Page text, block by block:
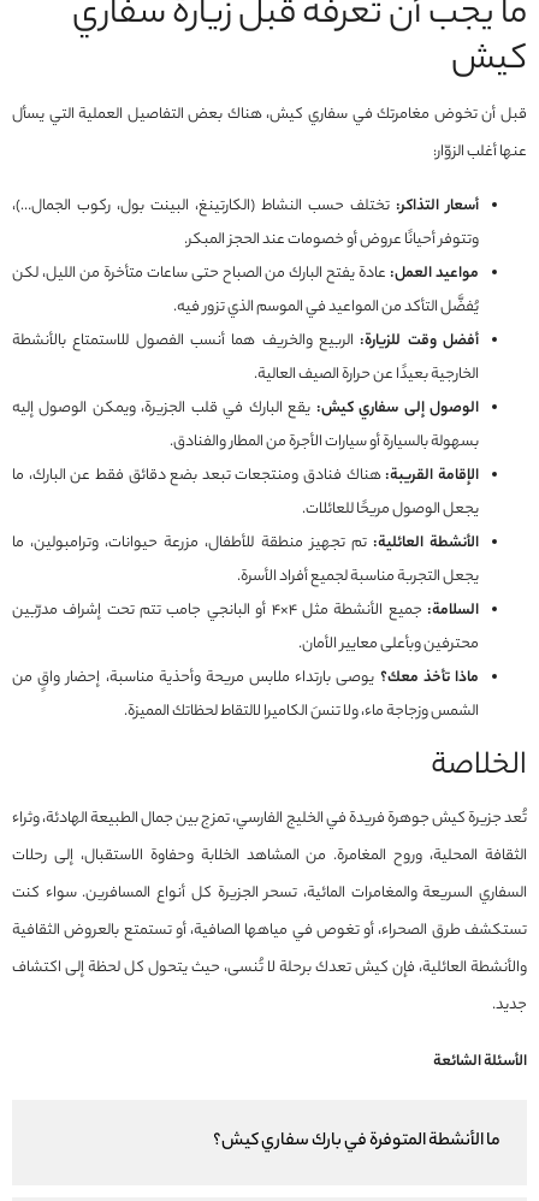
ما يجب أن تعرفه قبل زيارة سفاري
كيش
قبل أن تخوض مغامرتك في سفاري كيش، هناك بعض التفاصيل العملية التي يسأل
عنها أغلب الزوّار:
أسعار التذاكر: تختلف حسب النشاط (الكارتينغ، البينت بول، ركوب الجمال…)،
وتتوفر أحيانًا عروض أو خصومات عند الحجز المبكر.
مواعيد العمل: عادة يفتح البارك من الصباح حتى ساعات متأخرة من الليل، لكن
يُفضَّل التأكد من المواعيد في الموسم الذي تزور فيه.
أفضل وقت للزيارة: الربيع والخريف هما أنسب الفصول للاستمتاع بالأنشطة
الخارجية بعيدًا عن حرارة الصيف العالية.
الوصول إلى سفاري كيش: يقع البارك في قلب الجزيرة، ويمكن الوصول إليه
بسهولة بالسيارة أو سيارات الأجرة من المطار والفنادق.
الإقامة القريبة:هناك فنادق ومنتجعات تبعد بضع دقائق فقط عن البارك، ما
يجعل الوصول مريحًا للعائلات.
الأنشطة العائلية: تم تجهيز منطقة للأطفال، مزرعة حيوانات، وترامبولين، ما
يجعل التجربة مناسبة لجميع أفراد الأسرة.
السلامة:
جميع الأنشطة مثل 4×4 أو البانجي جامب تتم تحت إشراف مدرّبين
محترفين وبأعلى معايير الأمان.
ماذا تأخذ معك؟ يوصى بارتداء ملابس مريحة وأحذية مناسبة، إحضار واقٍ من
الشمس وزجاجة ماء، ولا تنسَ الكاميرا لالتقاط لحظاتك المميزة.
الخلاصة
تُعد جزيرة كيش جوهرة فريدة في الخليج الفارسي، تمزج بين جمال الطبيعة الهادئة، وثراء
الثقافة المحلية، وروح المغامرة. من المشاهد الخلابة وحفاوة الاستقبال، إلى رحلات
السفاري السريعة والمغامرات المائية، تسحر الجزيرة كل أنواع المسافرين. سواء كنت
تستكشف طرق الصحراء، أو تغوص في مياهها الصافية، أو تستمتع بالعروض الثقافية
والأنشطة العائلية، فإن كيش تعدك برحلة لا تُنسى، حيث يتحول كل لحظة إلى اكتشاف
جديد.
الأسئلة الشائعة
ما الأنشطة المتوفرة في بارك سفاري كيش؟